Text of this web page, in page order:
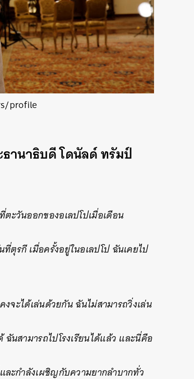
profile
านาธิบดี โดนัลด์ ทรัมป์
ะวันออกของอเลปโปเมื่อเดือน
รกี เมื่อครั้งอยู่ในอเลปโป ฉันเคยไป
งจะได้เล่นด้วยกัน ฉันไม่สามารถวิ่งเล่น
นสามารถไปโรงเรียนได้แล้ว และนี่คือ
ะกำลังเผชิญกับความยากลำบากทั่ว